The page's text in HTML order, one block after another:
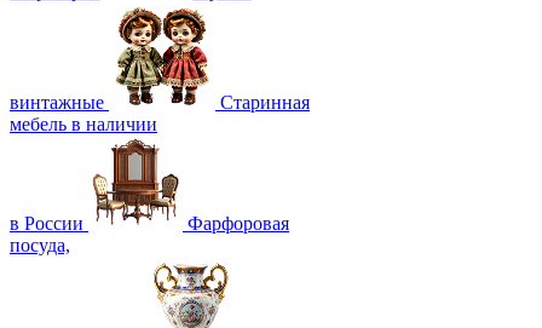
винтажные
Старинная
мебель в наличии
в России
Фарфоровая
посуда,